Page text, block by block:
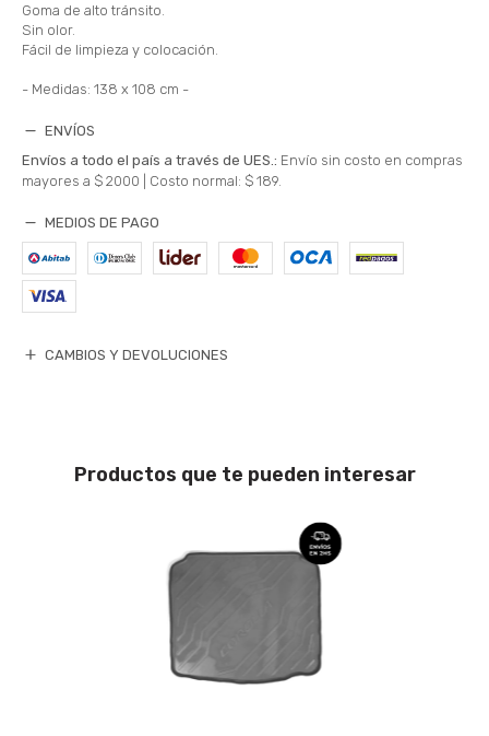
Goma de alto tránsito.
Sin olor.
Fácil de limpieza y colocación.
- Medidas: 138 x 108 cm -
ENVÍOS
Envíos a todo el país a través de UES.: Envío sin costo en compras
mayores a $ 2000 | Costo normal: $ 189.
MEDIOS DE PAGO
CAMBIOS Y DEVOLUCIONES
Productos que te pueden interesar